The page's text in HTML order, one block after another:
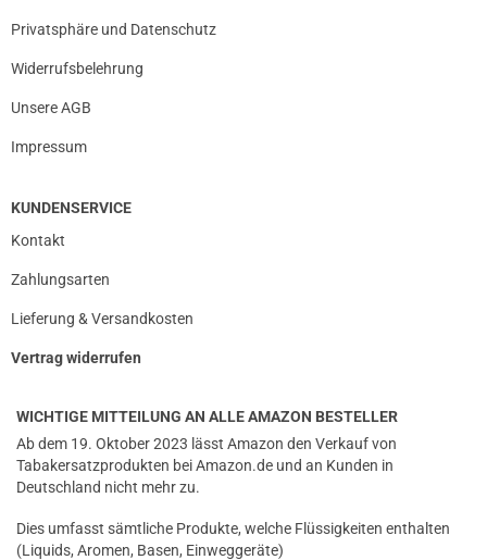
Privatsphäre und Datenschutz
Widerrufsbelehrung
Unsere AGB
Impressum
KUNDENSERVICE
Kontakt
Zahlungsarten
Lieferung & Versandkosten
Vertrag widerrufen
WICHTIGE MITTEILUNG AN ALLE AMAZON BESTELLER
Ab dem 19. Oktober 2023 lässt Amazon den Verkauf von
Tabakersatzprodukten bei Amazon.de und an Kunden in
Deutschland nicht mehr zu.
Dies umfasst sämtliche Produkte, welche Flüssigkeiten enthalten
(Liquids, Aromen, Basen, Einweggeräte)